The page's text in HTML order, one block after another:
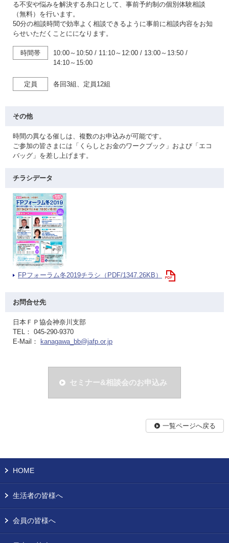
る不安や悩みを解決する糸口として、事前予約制の個別体験相談
（無料）を行います。
50分の相談時間で効率よく相談できるように事前に相談内容をお知
らせいただくことにになります。
時間帯 10:00～10:50 / 11:10～12:00 / 13:00～13:50 /
14:10～15:00
定員 各回3組、定員12組
その他
時間の異なる催しは、複数のお申込みが可能です。
ご参加の皆さまには「くらしとお金のワークブック」および「エコ
バッグ」を差し上げます。
チラシデータ
FPフォーラム冬2019チラシ（PDF/1347.26KB）
お問合せ先
日本ＦＰ協会神奈川支部
TEL： 045-290-9370
E-Mail：
kanagawa_bb@jafp.or.jp
セミナー&相談会のお申込み
一覧ページへ戻る
HOME
生活者の皆様へ
会員の皆様へ